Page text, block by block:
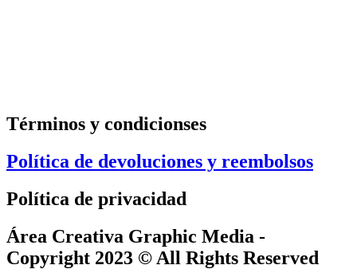
Términos y condicionses
Política de devoluciones y reembolsos
Política de privacidad
Área Creativa Graphic Media -
Copyright 2023 © All Rights Reserved